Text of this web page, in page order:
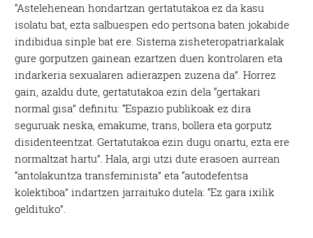
“Astelehenean hondartzan gertatutakoa ez da kasu
isolatu bat, ezta salbuespen edo pertsona baten jokabide
indibidua sinple bat ere. Sistema zisheteropatriarkalak
gure gorputzen gainean ezartzen duen kontrolaren eta
indarkeria sexualaren adierazpen zuzena da”. Horrez
gain, azaldu dute, gertatutakoa ezin dela “gertakari
normal gisa” definitu: “Espazio publikoak ez dira
seguruak neska, emakume, trans, bollera eta gorputz
disidenteentzat. Gertatutakoa ezin dugu onartu, ezta ere
normaltzat hartu”. Hala, argi utzi dute erasoen aurrean
“antolakuntza transfeminista” eta “autodefentsa
kolektiboa” indartzen jarraituko dutela: “Ez gara ixilik
geldituko”.